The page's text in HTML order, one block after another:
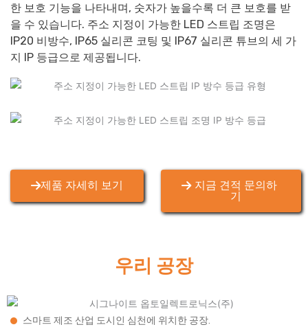
한 보호 기능을 나타내며, 숫자가 높을수록 더 큰 보호를 받
을 수 있습니다. 주소 지정이 가능한 LED 스트립 조명은
IP20 비방수, IP65 실리콘 코팅 및 IP67 실리콘 튜브의 세 가
지 IP 등급으로 제공됩니다.
제품 자세히 보기
지금 견적 문의하
기
우리 공장
스마트 제조 산업 도시인 심천에 위치한 공장.